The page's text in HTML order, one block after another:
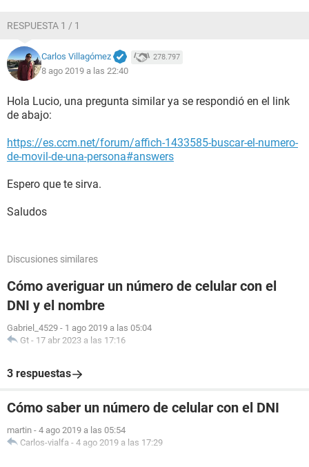
RESPUESTA 1 / 1
Carlos Villagómez 278.797
8 ago 2019 a las 22:40
Hola Lucio, una pregunta similar ya se respondió en el link
de abajo:
https://es.ccm.net/forum/affich-1433585-buscar-el-numero-
de-movil-de-una-persona#answers
Espero que te sirva.
Saludos
Discusiones similares
Cómo averiguar un número de celular con el
DNI y el nombre
Gabriel_4529 - 1 ago 2019 a las 05:04
Gt - 17 abr 2023 a las 17:16
3 respuestas
Cómo saber un número de celular con el DNI
martin - 4 ago 2019 a las 05:54
Carlos-vialfa - 4 ago 2019 a las 17:29